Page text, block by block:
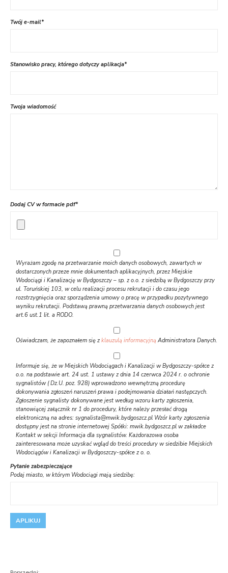
Twój e-mail*
Stanowisko pracy, którego dotyczy aplikacja*
Twoja wiadomość
Dodaj CV w formacie pdf*
Wyrażam zgodę na przetwarzanie moich danych osobowych, zawartych w
dostarczonych przeze mnie dokumentach aplikacyjnych, przez Miejskie
Wodociągi i Kanalizację w Bydgoszczy – sp. z o.o. z siedzibą w Bydgoszczy przy
ul. Toruńskiej 103, w celu realizacji procesu rekrutacji i do czasu jego
rozstrzygnięcia oraz sporządzenia umowy o pracę w przypadku pozytywnego
wyniku rekrutacji. Podstawą prawną przetwarzania danych osobowych jest
art.6 ust.1 lit. a RODO.
Oświadczam, że zapoznałem się z klauzulą informacyjną Administratora Danych.
Informuje się, że w Miejskich Wodociągach i Kanalizacji w Bydgoszczy-spółce z
o.o. na podstawie art. 24 ust. 1 ustawy z dnia 14 czerwca 2024 r. o ochronie
sygnalistów ( Dz.U. poz. 928) wprowadzono wewnętrzną procedurę
dokonywania zgłoszeń naruszeń prawa i podejmowania działań następczych.
Zgłoszenie sygnalisty dokonywane jest według wzoru karty zgłoszenia,
stanowiącej załącznik nr 1 do procedury, które należy przesłać drogą
elektroniczną na adres: sygnalista@mwik.bydgoszcz.pl Wzór karty zgłoszenia
dostępny jest na stronie internetowej Spółki: mwik.bydgoszcz.pl w zakładce
Kontakt w sekcji Informacja dla sygnalistów. Każdorazowa osoba
zainteresowana może uzyskać wgląd do treści procedury w siedzibie Miejskich
Wodociągów i Kanalizacji w Bydgoszczy-spółce z o. o.
Pytanie zabezpieczające
Podaj miasto, w którym Wodociągi mają siedzibę: